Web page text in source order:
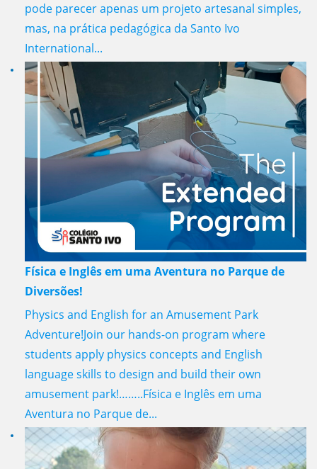
pode parecer apenas um projeto artesanal simples,
mas, na prática pedagógica da Santo Ivo
International...
Física e Inglês em uma Aventura no Parque de
Diversões!
Physics and English for an Amusement Park
Adventure!Join our hands-on program where
students apply physics concepts and English
language skills to design and build their own
amusement park!……..Física e Inglês em uma
Aventura no Parque de...